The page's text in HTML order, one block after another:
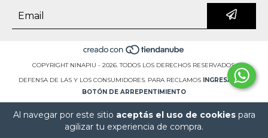
Al navegar por este sitio aceptás el uso de cookiespara
agilizar tu experiencia de compra.
COPYRIGHT NINAPIU - 2026. TODOS LOS DERECHOS RESERVADOS.
DEFENSA DE LAS Y LOS CONSUMIDORES. PARA RECLAMOS
INGRESÁ ACÁ.
BOTÓN DE ARREPENTIMIENTO